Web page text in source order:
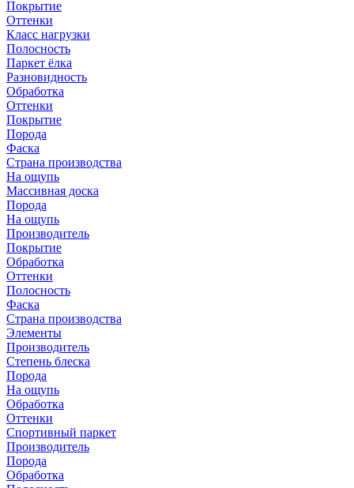
Покрытие
Оттенки
Класс нагрузки
Полосность
Паркет ёлка
Разновидность
Обработка
Оттенки
Покрытие
Порода
Фаска
Страна производства
На ощупь
Массивная доска
Порода
На ощупь
Производитель
Покрытие
Обработка
Оттенки
Полосность
Фаска
Страна производства
Элементы
Производитель
Степень блеска
Порода
На ощупь
Обработка
Оттенки
Спортивный паркет
Производитель
Порода
Обработка